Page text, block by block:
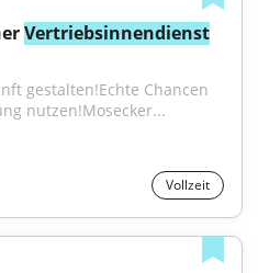
Vertriebsinnendienst
gestalten!Echte Chancen
nutzen!Mosecker...
Vollzeit